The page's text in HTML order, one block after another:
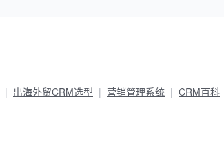
出海外贸CRM选型 营销管理系统
CRM百科